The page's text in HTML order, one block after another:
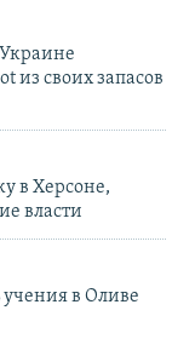
из своих запасов
в Херсоне,
власти
учения в Оливе